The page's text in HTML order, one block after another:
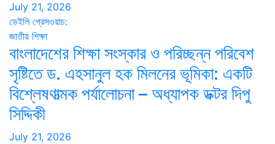
July 21, 2026
ডেইলি প্রেসওয়াচ:
জাতীয় শিক্ষা
বাংলাদেশের শিক্ষা সংস্কার ও পরিচ্ছন্ন পরিবেশ
সৃষ্টিতে ড. এহসানুল হক মিলনের ভূমিকা: একটি
বিশ্লেষণাত্মক পর্যালোচনা – অধ্যাপক ডক্টর দিপু
সিদ্দিকী
July 21, 2026